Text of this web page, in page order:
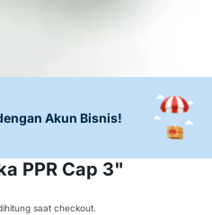
Akun Bisnis!
PPR Cap 3"
saat checkout.